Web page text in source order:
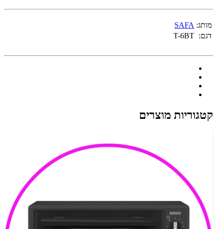
מותג: SAFA
דגם: T-6BT
קטגוריות מוצרים